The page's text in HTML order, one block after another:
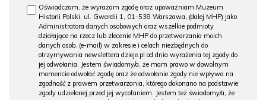
Oświadczam, że wyrażam zgodę oraz upoważniam Muzeum
Historii Polski, ul. Gwardii 1, 01-538 Warszawa, (dalej MHP) jako
Administratora danych osobowych oraz wszelkie podmioty
działające na rzecz lub zlecenie MHP do przetwarzania moich
danych osob. (e-mail) w zakresie i celach niezbędnych do
otrzymywania newslettera dzieje.pl od dnia wyrażenia tej zgody do
jej odwołania. Jestem świadomy/a, że mam prawo w dowolnym
momencie odwołać zgodę oraz że odwołanie zgody nie wpływa na
zgodność z prawem przetwarzania, którego dokonano na podstawie
zgody udzielonej przed jej wycofaniem. Jestem też świadomy/a, że